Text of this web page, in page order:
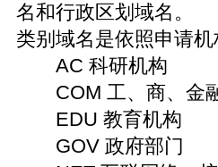
名和行政区划域名。
类别域名是依照申请
AC 科研机构
COM 工、商、金
EDU 教育机构
GOV 政府部门